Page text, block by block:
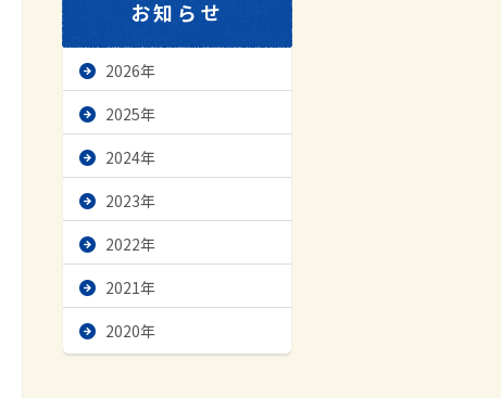
お知らせ
2026年
2025年
2024年
2023年
2022年
2021年
2020年